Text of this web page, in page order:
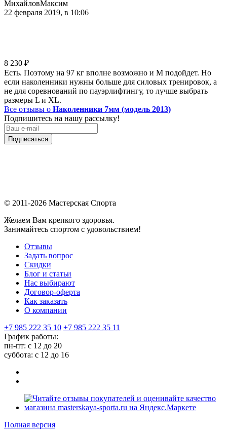
МихайловМаксим
22 февраля 2019, в 10:06
8 230 ₽
Есть. Поэтому на 97 кг вполне возможно и М подойдет. Но
если наколенники нужны больше для силовых тренировок, а
не для соревнований по пауэрлифтингу, то лучше выбрать
размеры L и XL.
Все отзывы о Наколенники 7мм (модель 2013)
Подпишитесь на нашу рассылку!
Подписаться
© 2011-2026 Мастерская Спорта
Желаем Вам крепкого здоровья.
Занимайтесь спортом с удовольствием!
Отзывы
Задать вопрос
Скидки
Блог и статьи
Нас выбирают
Договор-оферта
Как заказать
О компании
+7 985 222 35 10 +7 985 222 35 11
График работы:
пн-пт: с 12 до 20
суббота: c 12 до 16
Полная версия